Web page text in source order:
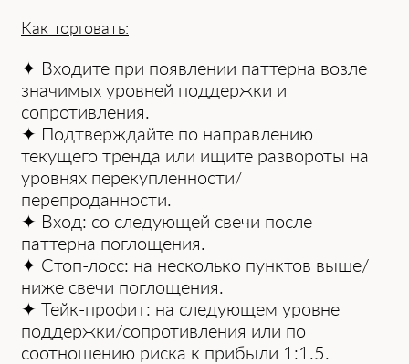
Как торговать:
✦ Входите при появлении паттерна возле
значимых уровней поддержки и
сопротивления.
✦ Подтверждайте по направлению
текущего тренда или ищите развороты на
уровнях перекупленности/
перепроданности.
✦ Вход: со следующей свечи после
паттерна поглощения.
✦ Стоп-лосс: на несколько пунктов выше/
ниже свечи поглощения.
✦ Тейк-профит: на следующем уровне
поддержки/сопротивления или по
соотношению риска к прибыли 1:1.5.